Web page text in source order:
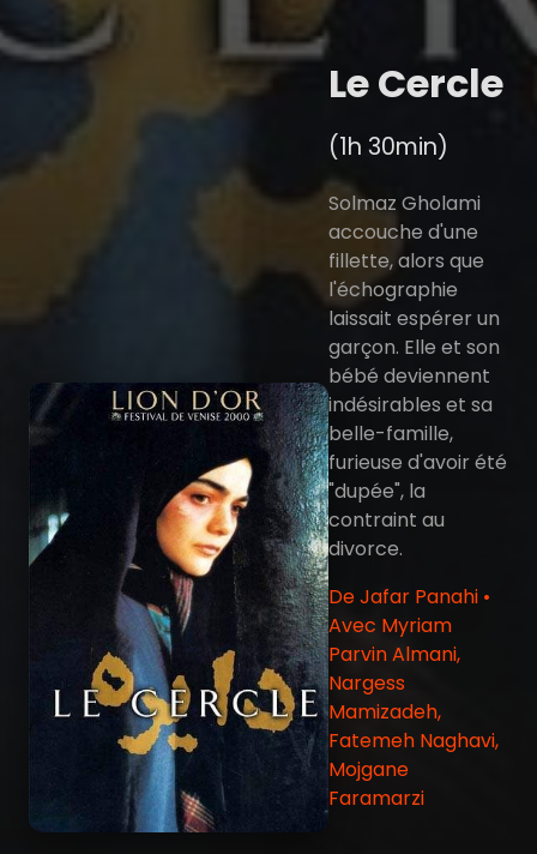
Le Cercle
(1h 30min)
Solmaz Gholami
accouche d'une
fillette, alors que
l'échographie
laissait espérer un
garçon. Elle et son
bébé deviennent
indésirables et sa
belle-famille,
furieuse d'avoir été
"dupée", la
contraint au
divorce.
De Jafar Panahi •
Avec Myriam
Parvin Almani,
Nargess
Mamizadeh,
Fatemeh Naghavi,
Mojgane
Faramarzi